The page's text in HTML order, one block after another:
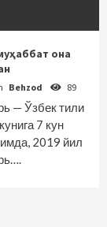
она
Behzod 89
— Ўзбек тили
7 кун
2019 йил